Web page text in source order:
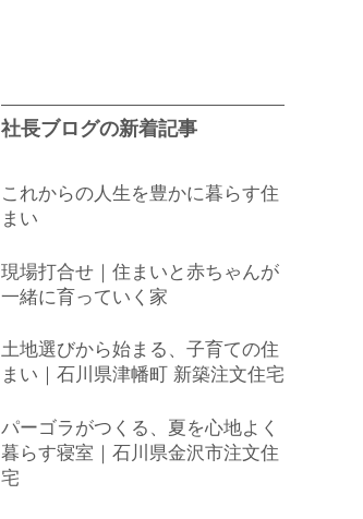
社長ブログの新着記事
これからの人生を豊かに暮らす住
まい
現場打合せ｜住まいと赤ちゃんが
一緒に育っていく家
土地選びから始まる、子育ての住
まい｜石川県津幡町 新築注文住宅
パーゴラがつくる、夏を心地よく
暮らす寝室｜石川県金沢市注文住
宅